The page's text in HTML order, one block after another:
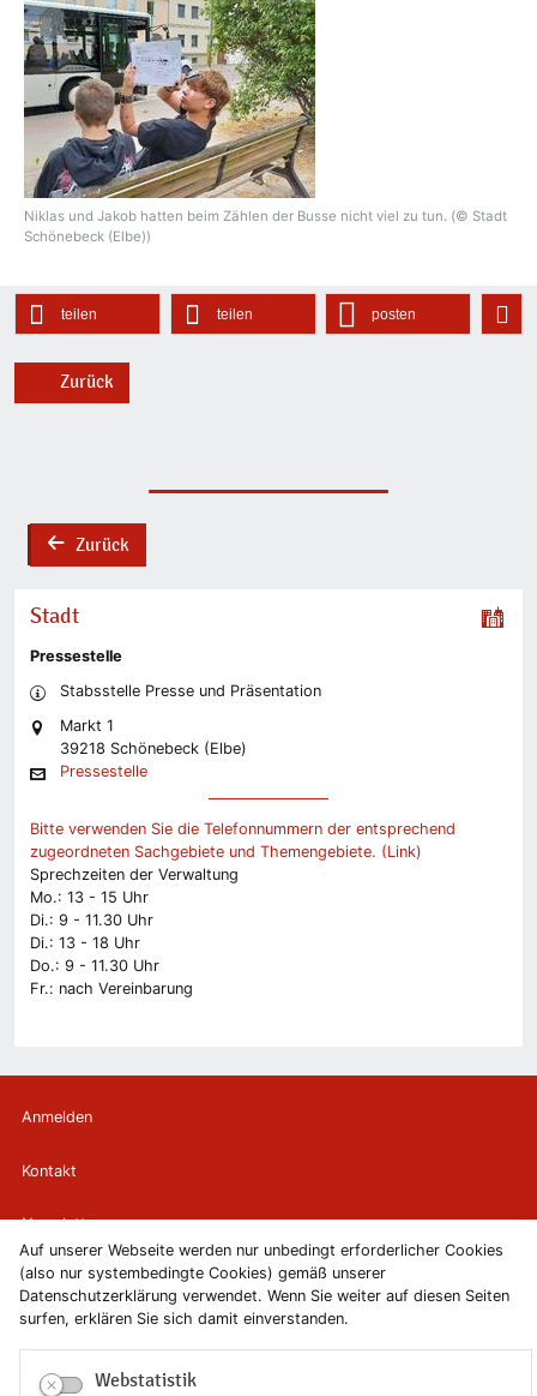
Auf unserer Webseite werden nur unbedingt erforderlicher Cookies
(also nur systembedingte Cookies) gemäß unserer
Datenschutzerklärung verwendet. Wenn Sie weiter auf diesen Seiten
surfen, erklären Sie sich damit einverstanden.
Webstatistik
Niklas und Jakob hatten beim Zählen der Busse nicht viel zu tun. (© Stadt
Schönebeck (Elbe))
teilen teilen posten
Zurück
backZurück
Stadt
Pressestelle
Stabsstelle Presse und Präsentation
Markt 1
39218 Schönebeck (Elbe)
Pressestelle
Bitte verwenden Sie die Telefonnummern der entsprechend
zugeordneten Sachgebiete und Themengebiete. (Link)
Sprechzeiten der Verwaltung
Mo.: 13 - 15 Uhr
Di.: 9 - 11.30 Uhr
Di.: 13 - 18 Uhr
Do.: 9 - 11.30 Uhr
Fr.: nach Vereinbarung
Anmelden
Kontakt
Newsletter
Newsletterabmeldung
Impressum
Datenschutzerklärung